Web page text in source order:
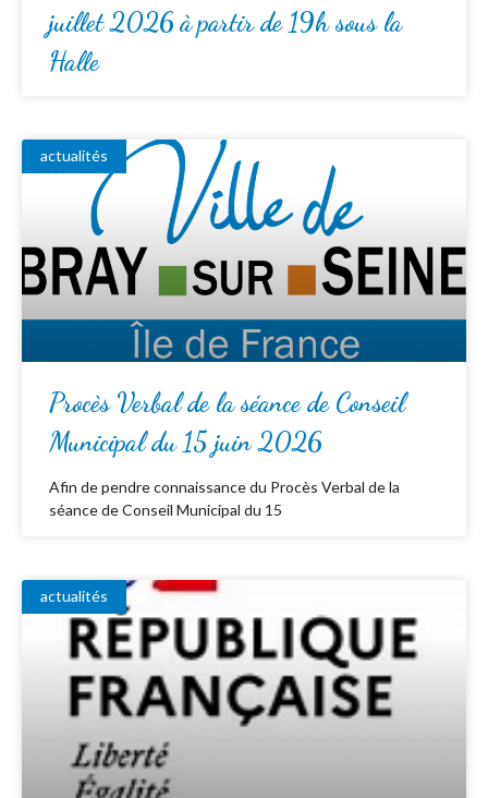
juillet 2026 à partir de 19h sous la
Halle
actualités
Procès Verbal de la séance de Conseil
Municipal du 15 juin 2026
Afin de pendre connaissance du Procès Verbal de la
séance de Conseil Municipal du 15
actualités